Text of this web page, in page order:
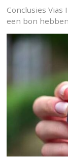
Conclusies
een bon